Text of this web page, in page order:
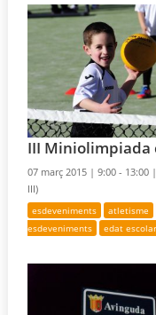
III Miniolimpiada
07 març 2015 |9:00 - 13:00 |
III)
esdeveniments atletisme
esdeveniments
edat escolar